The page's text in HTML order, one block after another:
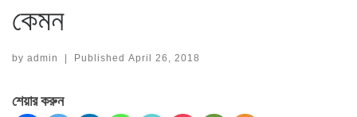
কেমন
by admin | Published April 26, 2018
শেয়ার করুন